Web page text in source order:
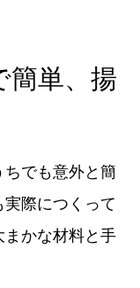
簡単、揚
でも意外と簡
際につくって
かな材料と手